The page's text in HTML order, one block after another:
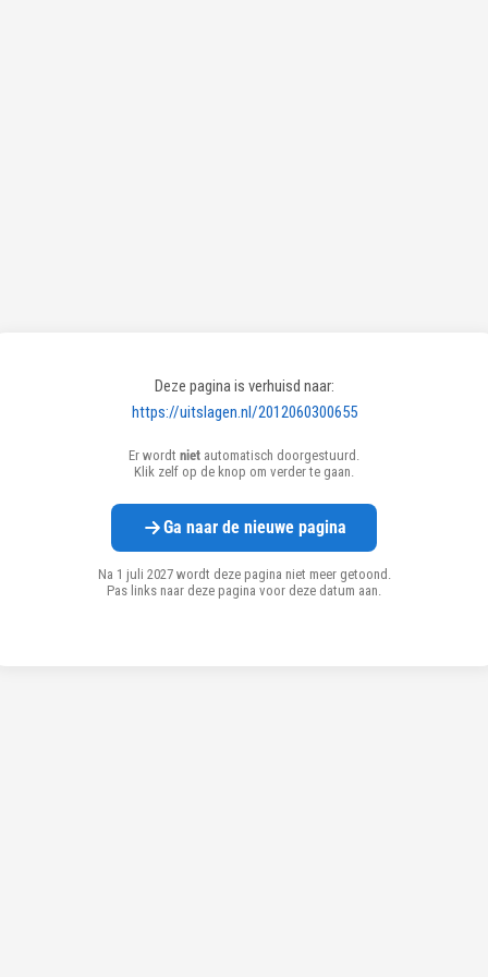
Deze pagina is verhuisd naar:
https://uitslagen.nl/2012060300655
Er wordt niet automatisch doorgestuurd.
Klik zelf op de knop om verder te gaan.
Ga naar de nieuwe pagina
Na 1 juli 2027 wordt deze pagina niet meer getoond.
Pas links naar deze pagina voor deze datum aan.